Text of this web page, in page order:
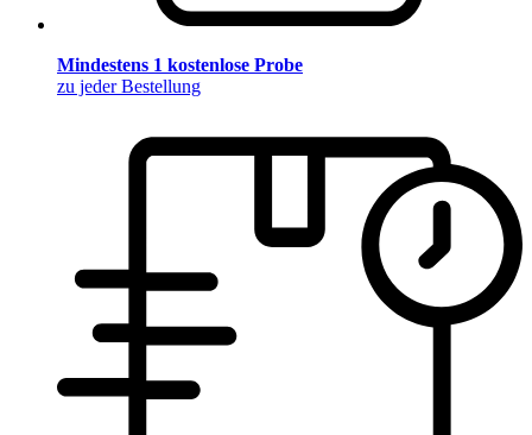
Mindestens 1 kostenlose Probe
zu jeder Bestellung